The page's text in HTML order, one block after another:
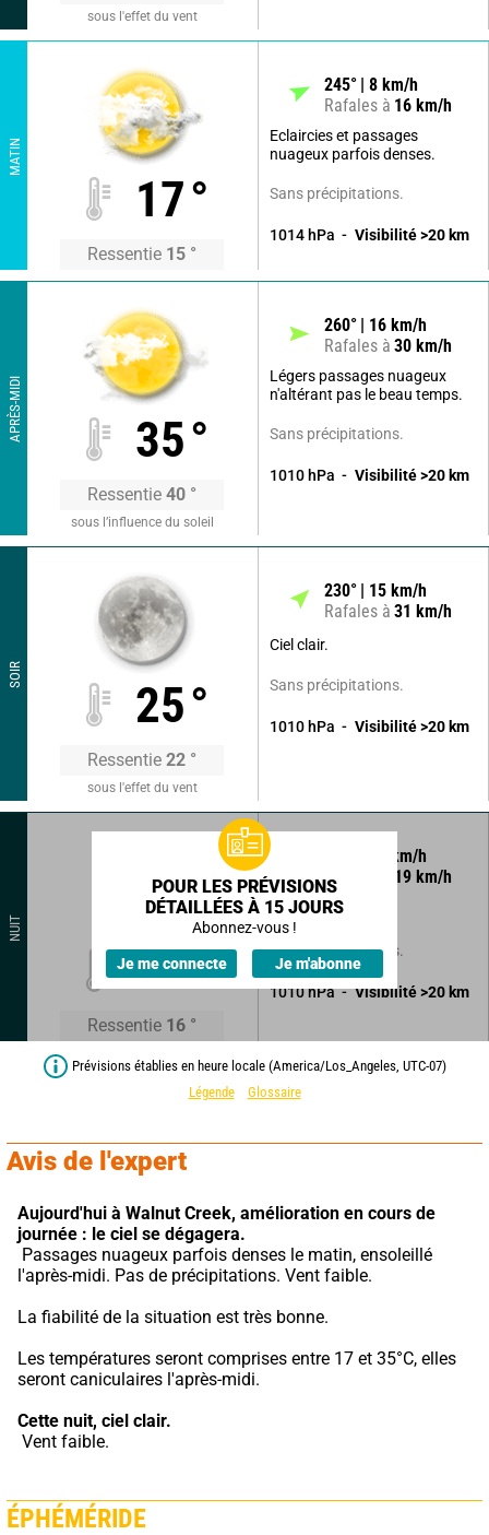
sous l'effet du vent
MATIN
17°
Ressentie 15 °
245° 8 km/h
Rafales à 16 km/h
Eclaircies et passages
nuageux parfois denses.
Sans précipitations.
1014 hPa Visibilité >20 km
APRÈS-MIDI 35°
Ressentie 40 °
sous l’influence du soleil
260° 16 km/h
Rafales à 30 km/h
Légers passages nuageux
n'altérant pas le beau temps.
Sans précipitations.
1010 hPa Visibilité >20 km
SOIR
25°
Ressentie 22 °
sous l'effet du vent
230° 15 km/h
Rafales à 31 km/h
Ciel clair.
Sans précipitations.
1010 hPa Visibilité >20 km
NUIT
18°
Ressentie 16 °
km/h
Rafales à
19 km/h
Ciel clair.
Sans précipitations.
1010hPa Visibilité >20 km
POUR LES PRÉVISIONS
DÉTAILLÉES À 15 JOURS
Abonnez-vous !
Je me connecte Je m'abonne
Prévisions établies en heure locale (America/Los_Angeles, UTC-07)
Légende
Glossaire
Avis de l'expert
Aujourd'hui à Walnut Creek, amélioration en cours de
journée : le ciel se dégagera.
l'après-midi. Pas de précipitations. Vent faible.
La fiabilité de la situation est très bonne.
Les températures seront comprises entre 17 et 35°C, elles
seront caniculaires l'après-midi.
Cette nuit, ciel clair.
Vent faible.
ÉPHÉMÉRIDE